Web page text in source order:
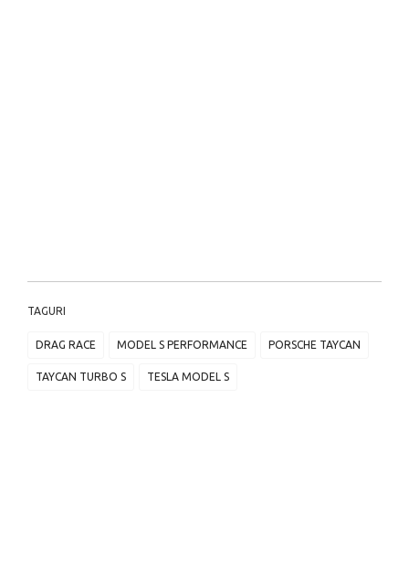
TAGURI
DRAG RACE MODEL S PERFORMANCE PORSCHE TAYCAN
TAYCAN TURBO S TESLA MODEL S